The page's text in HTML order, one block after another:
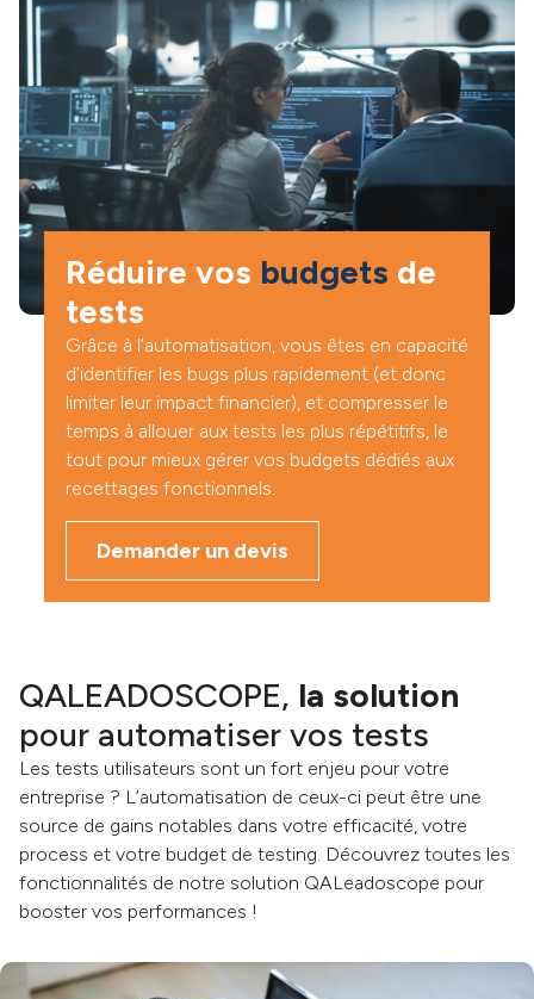
Réduire vos budgets de
tests
Grâce à l’automatisation, vous êtes en capacité
d’identifier les bugs plus rapidement (et donc
limiter leur impact financier), et compresser le
temps à allouer aux tests les plus répétitifs, le
tout pour mieux gérer vos budgets dédiés aux
recettages fonctionnels.
Demander un devis
QALEADOSCOPE, la solution
pour automatiser vos tests
Les tests utilisateurs sont un fort enjeu pour votre
entreprise ? L’automatisation de ceux-ci peut être une
source de gains notables dans votre efficacité, votre
process et votre budget de testing. Découvrez toutes les
fonctionnalités de notre solution QALeadoscope pour
booster vos performances !